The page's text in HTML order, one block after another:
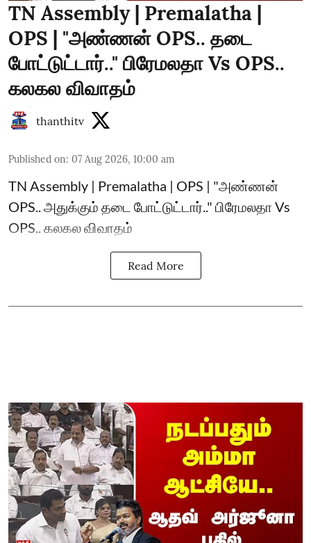
TN Assembly | Premalatha |
OPS | "அண்ணன் OPS.. தடை
போட்டுட்டார்.." பிரேமலதா Vs OPS..
கலகல விவாதம்
thanthitv
Published on: 07 Aug 2026, 10:00 am
TN Assembly | Premalatha | OPS | "அண்ணன்
OPS.. அதுக்கும் தடை போட்டுட்டார்.." பிரேமலதா Vs
OPS.. கலகல விவாதம்
Read More